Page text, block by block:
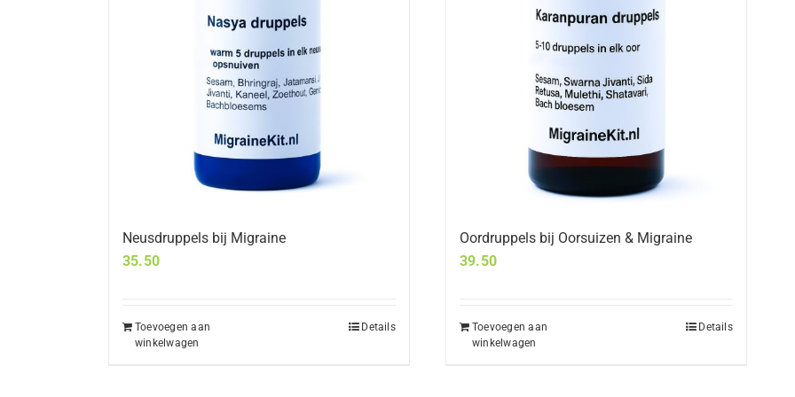
Neusdruppels bij Migraine
35.50
Toevoegen aan
winkelwagen
Details
Oordruppels bij Oorsuizen & Migraine
39.50
Toevoegen aan
winkelwagen
Details